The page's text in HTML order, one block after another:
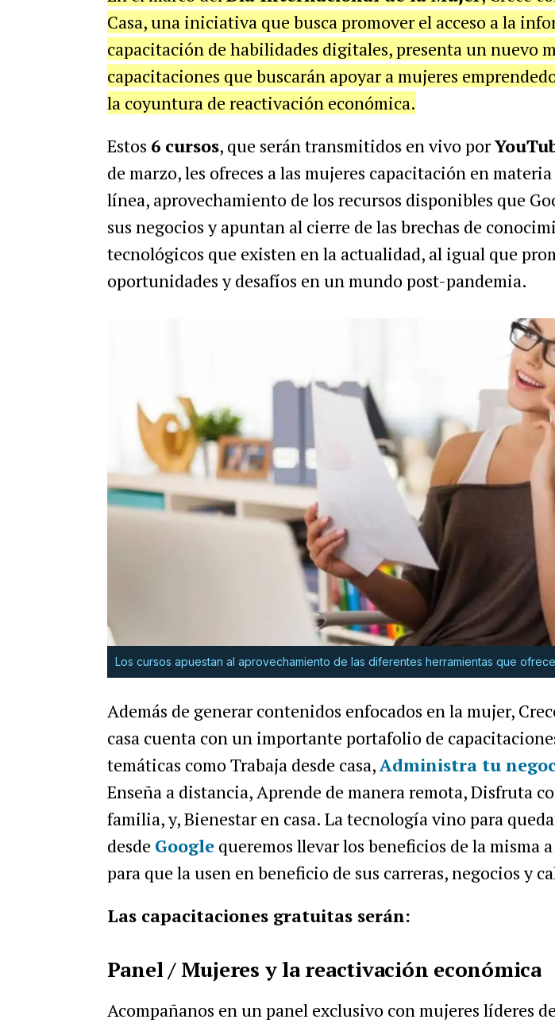
Casa, una iniciativa que busca promover el acceso a la
capacitación de habilidades digitales, presenta un nuevo
capacitaciones que buscarán apoyar a mujeres
la coyuntura de reactivación económica.
Estos 6 cursos, que serán transmitidos en vivo por
de marzo, les ofreces a las mujeres capacitación en materia
línea, aprovechamiento de los recursos disponibles que
sus negocios y apuntan al cierre de las brechas de
tecnológicos que existen en la actualidad, al igual que
oportunidades y desafíos en un mundo post-pandemia.
Los cursos apuestan al aprovechamiento de las diferentes herramientas que ofrece
Además de generar contenidos enfocados en la mujer,
casa cuenta con un importante portafolio de
temáticas como Trabaja desde casa,Administra tu
Enseña a distancia, Aprende de manera remota, Disfruta
familia, y, Bienestar en casa. La tecnología vino para
desde Googlequeremos llevar los beneficios de la misma
para que la usen en beneficio de sus carreras, negocios y
Las capacitaciones gratuitas serán:
Panel / Mujeres y la reactivación económica
Acompañanos en un panel exclusivo con mujeres líderes